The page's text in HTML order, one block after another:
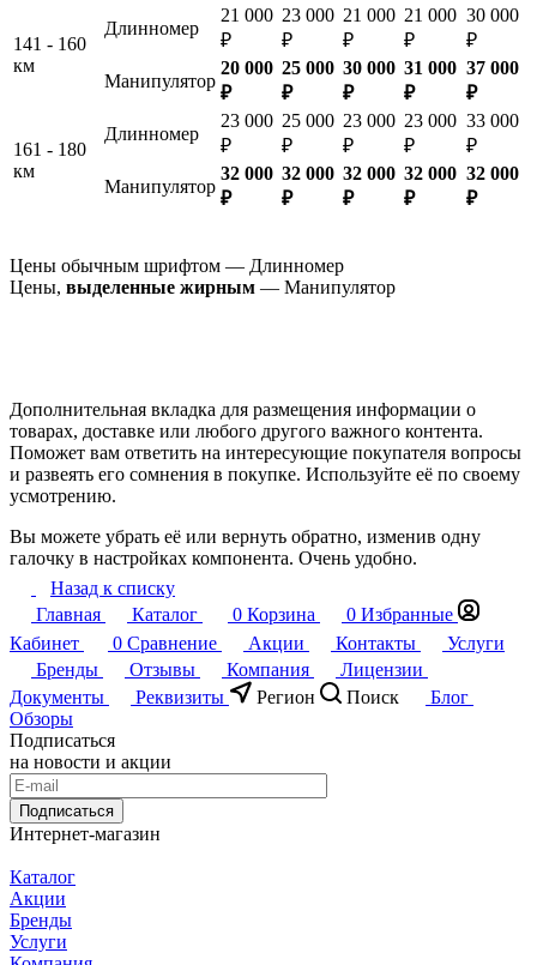
141 - 160
км
Длинномер
21 000
₽
23 000
₽
21 000
₽
21 000
₽
30 000
₽
Манипулятор
20 000
₽
25 000
₽
30 000
₽
31 000
₽
37 000
₽
161 - 180
км
Длинномер
23 000
₽
25 000
₽
23 000
₽
23 000
₽
33 000
₽
Манипулятор
32 000
₽
32 000
₽
32 000
₽
32 000
₽
32 000
₽
Цены обычным шрифтом — Длинномер
Цены, выделенные жирным — Манипулятор
Дополнительная вкладка для размещения информации о
товарах, доставке или любого другого важного контента.
Поможет вам ответить на интересующие покупателя вопросы
и развеять его сомнения в покупке. Используйте её по своему
усмотрению.
Вы можете убрать её или вернуть обратно, изменив одну
галочку в настройках компонента. Очень удобно.
Назад к списку
Главная
Каталог 0 Корзина 0 Избранные
Кабинет
0 Сравнение Акции Контакты
Услуги
Бренды
Отзывы Компания
Лицензии
Документы
Реквизиты Регион Поиск
Блог
Обзоры
Подписаться
на новости и акции
Подписаться
Интернет-магазин
Каталог
Акции
Бренды
Услуги